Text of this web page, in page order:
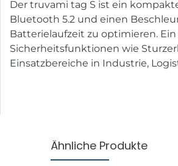
Der truvami tag S ist ein
Bluetooth 5.2 und einen
Batterielaufzeit zu optimieren.
Sicherheitsfunktionen wie
Einsatzbereiche in Industrie,
Ähnliche Produkte